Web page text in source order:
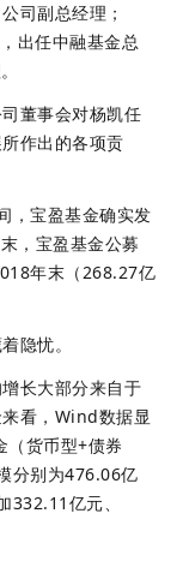
司副总经理；
出任中融基金总
董事会对杨凯任
作出的各项贡
，宝盈基金确实发
，宝盈基金公募
年末（268.27亿
隐忧。
长大部分来自于
看，Wind数据显
（货币型+债券
分别为476.06亿
亿元、